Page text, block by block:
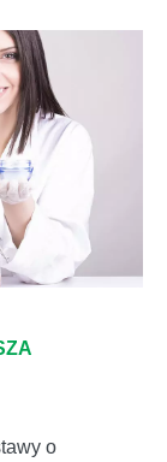
o